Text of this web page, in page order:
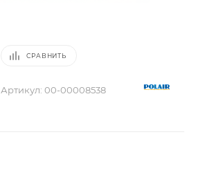
СРАВНИТЬ
Артикул: 00-00008538